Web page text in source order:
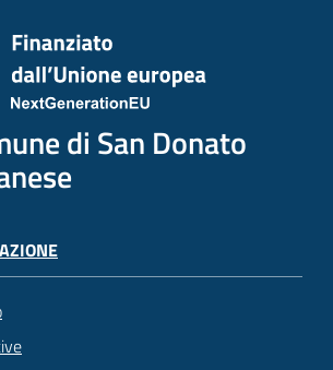
di San Donato